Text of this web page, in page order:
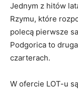
Jednym z hitów
Rzymu, które
polecą pierwsze
Podgorica to
czarterach.
W ofercie LOT-u